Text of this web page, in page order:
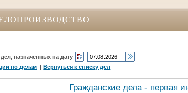
назначенных на дату
по делам |Вернуться к списку дел
Гражданские дела - первая